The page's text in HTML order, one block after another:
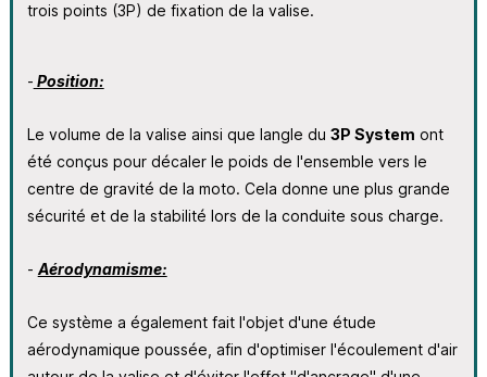
trois points (3P) de fixation de la valise.
- Position:
Le volume de la valise ainsi que langle du 3P System ont
été conçus pour décaler le poids de l'ensemble vers le
centre de gravité de la moto. Cela donne une plus grande
sécurité et de la stabilité lors de la conduite sous charge.
- Aérodynamisme:
Ce système a également fait l'objet d'une étude
aérodynamique poussée, afin d'optimiser l'écoulement d'air